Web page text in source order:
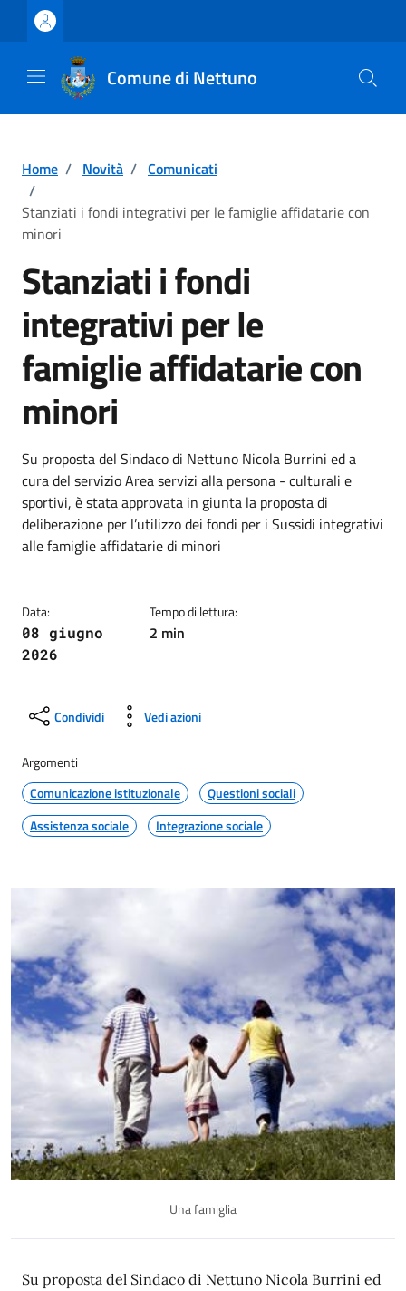
Vai ai contenuti
Vai al footer
Comune di Nettuno
Home / Novità / Comunicati
/
Stanziati i fondi integrativi per le famiglie affidatarie con
minori
Stanziati i fondi
integrativi per le
famiglie affidatarie con
minori
Dettagli della notizia
Su proposta del Sindaco di Nettuno Nicola Burrini ed a
cura del servizio Area servizi alla persona - culturali e
sportivi, è stata approvata in giunta la proposta di
deliberazione per l’utilizzo dei fondi per i Sussidi integrativi
alle famiglie affidatarie di minori
Data:
08 giugno
2026
Tempo di lettura:
2 min
Condividi Vedi azioni
Argomenti
Comunicazione istituzionale
Questioni sociali
Assistenza sociale
Integrazione sociale
Una famiglia
Su proposta del Sindaco di Nettuno Nicola Burrini ed